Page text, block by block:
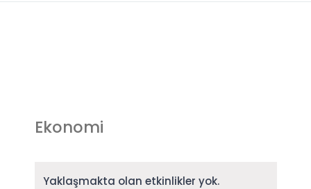
Ekonomi
Yaklaşmakta olan etkinlikler yok.